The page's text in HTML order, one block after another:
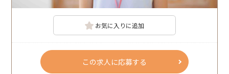
お気に入りに追加
この求人に応募する